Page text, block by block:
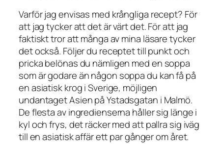
Varför jag envisas med krångliga recept? För
att jag tycker att det är värt det. För att jag
faktiskt tror att många av mina läsare tycker
det också. Följer du receptet till punkt och
pricka belönas du nämligen med en soppa
som är godare än någon soppa du kan få på
en asiatisk krog i Sverige, möjligen
undantaget Asien på Ystadsgatan i Malmö.
De flesta av ingredienserna håller sig länge i
kyl och frys, det räcker med att pallra sig iväg
till en asiatisk affär ett par gånger om året.